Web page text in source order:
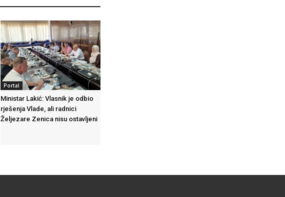
Portal
Ministar Lakić: Vlasnik je odbio
rješenja Vlade, ali radnici
Željezare Zenica nisu ostavljeni